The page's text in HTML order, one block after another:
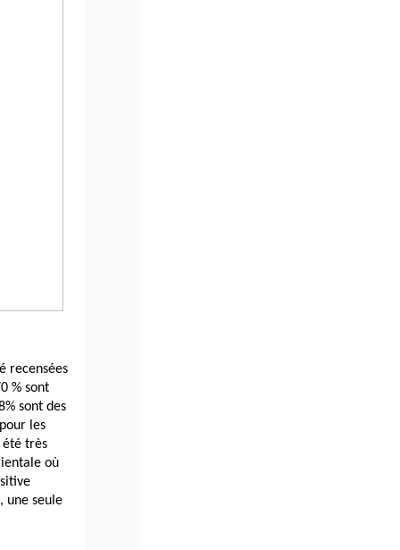
recensées
% sont
sont des
les
été très
où
une seule